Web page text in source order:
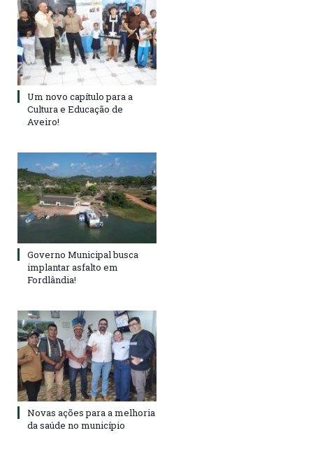
Um novo capítulo para a
Cultura e Educação de
Aveiro!
Governo Municipal busca
implantar asfalto em
Fordlândia!
Novas ações para a melhoria
da saúde no município